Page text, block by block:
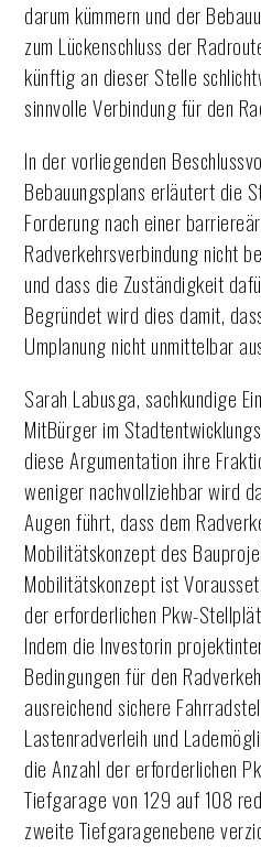
darum kümmern und der
zum Lückenschluss der
künftig an dieser Stelle
sinnvolle Verbindung für den
In der vorliegenden
Bebauungsplans erläutert die
Forderung nach einer
Radverkehrsverbindung nicht
und dass die Zuständigkeit
Begründet wird dies damit,
Umplanung nicht unmittelbar
Sarah Labusga, sachkundige
MitBürger im
diese Argumentation ihre
weniger nachvollziehbar wird
Augen führt, dass dem
Mobilitätskonzept des
Mobilitätskonzept ist
der erforderlichen Pkw-
Indem die Investorin
Bedingungen für den
ausreichend sichere
Lastenradverleih und
die Anzahl der erforderlichen
Tiefgarage von 129 auf 108
zweite Tiefgaragenebene